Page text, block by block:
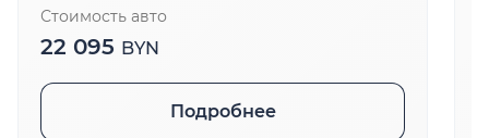
Стоимость авто
22 095 BYN
Подробнее